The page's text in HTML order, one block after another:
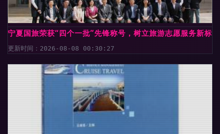
宁夏国旅荣获“四个一批”先锋称号，树立旅游志愿服务新标杆
更新时间：2026-08-08 00:30:27